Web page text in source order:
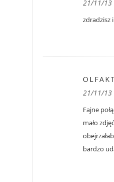
21/11/13
zdradzisz
21/11/13
Fajne
mało
bardzo